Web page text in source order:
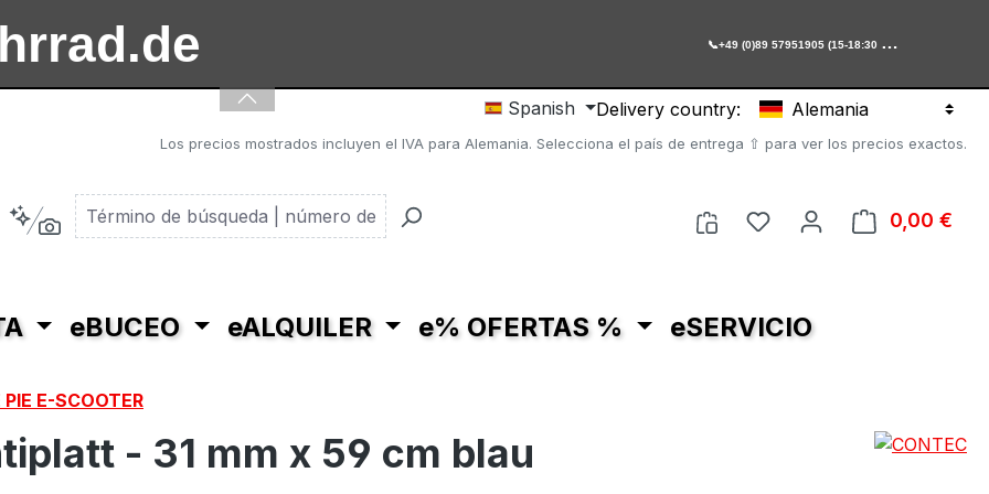

+49 (0)89 57951905 (15-18:30 Uhr)
Spanish Delivery country: Alemania
Los precios mostrados incluyen el IVA para Alemania. Selecciona el país de entrega ⇧ para ver los precios exactos.
Tienes 0 artículos en tu
0,00 €
eBUCEO eALQUILER e% OFERTAS % eSERVICIO
E-SCOOTER
- 31 mm x 59 cm blau